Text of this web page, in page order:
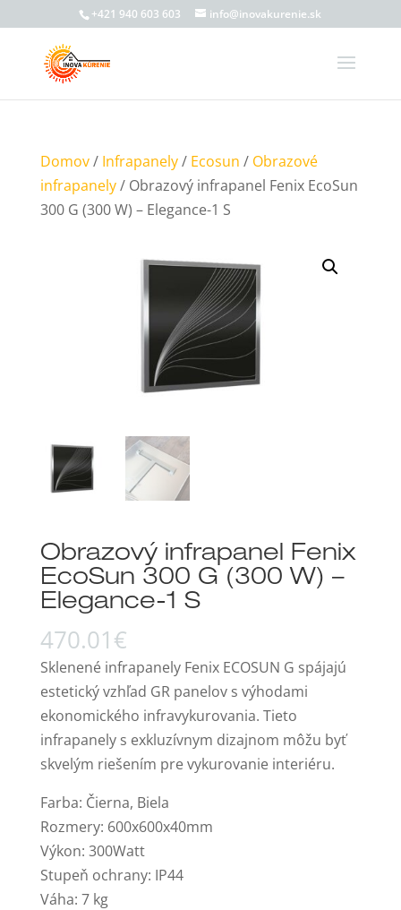
+421 940 603 603 info@inovakurenie.sk
Domov/ Infrapanely/ Ecosun / Obrazové
infrapanely/ Obrazový infrapanel Fenix EcoSun
300 G (300 W) – Elegance-1 S
Obrazový infrapanel Fenix
EcoSun 300 G (300 W) –
Elegance-1 S
470.01€
Sklenené infrapanely Fenix ECOSUN G spájajú
estetický vzhľad GR panelov s výhodami
ekonomického infravykurovania. Tieto
infrapanely s exkluzívnym dizajnom môžu byť
skvelým riešením pre vykurovanie interiéru.
Farba: Čierna, Biela
Rozmery: 600x600x40mm
Výkon: 300Watt
Stupeň ochrany: IP44
Váha: 7 kg